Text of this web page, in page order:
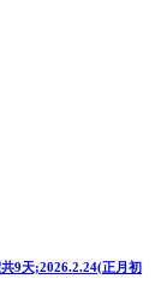
9天;2026.2.24(正月初